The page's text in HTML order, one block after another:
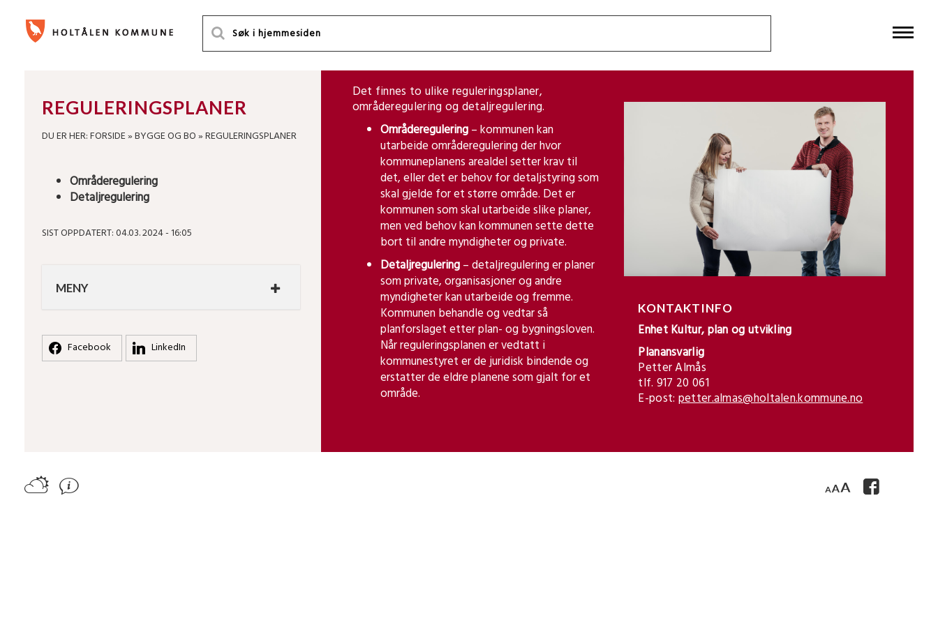
REGULERINGSPLANER
DU ER HER:FORSIDE»BYGGE OG BO»REGULERINGSPLANER
Områderegulering
Detaljregulering
SIST OPPDATERT: 04.03. 2024 - 16:05
MENY
Facebook LinkedIn
Det finnes to ulike reguleringsplaner,
områderegulering og detaljregulering.
Områderegulering– kommunen kan
utarbeide områderegulering der hvor
kommuneplanens arealdel setter krav til
det, eller det er behov for detaljstyring som
skal gjelde for et større område. Det er
kommunen som skal utarbeide slike planer,
men ved behov kan kommunen sette dette
bort til andre myndigheter og private.
Detaljregulering– detaljregulering er planer
som private, organisasjoner og andre
myndigheter kan utarbeide og fremme.
Kommunen behandle og vedtar så
planforslaget etter plan- og bygningsloven.
Når reguleringsplanen er vedtatt i
kommunestyret er de juridisk bindende og
erstatter de eldre planene som gjalt for et
område.
KONTAKTINFO
Enhet Kultur, plan og utvikling
Planansvarlig
Petter Almås
tlf. 917 20 061
E-post: petter.almas@holtalen.kommune.no
B J H
F